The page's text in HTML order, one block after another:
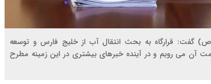
(ص) گفت: قرارگاه به بحث انتقال آب از خلیج فارس و توسعه
آن می رویم و در آینده خبرهای بیشتری در این زمینه مطرح